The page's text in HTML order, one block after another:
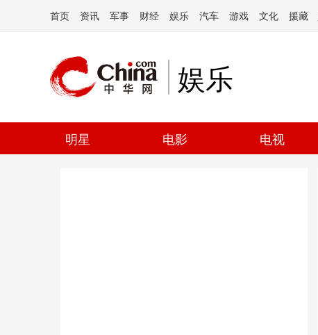
首页 资讯 军事 财经 娱乐 汽车 游戏 文化 援藏
娱乐
明星 电影 电视